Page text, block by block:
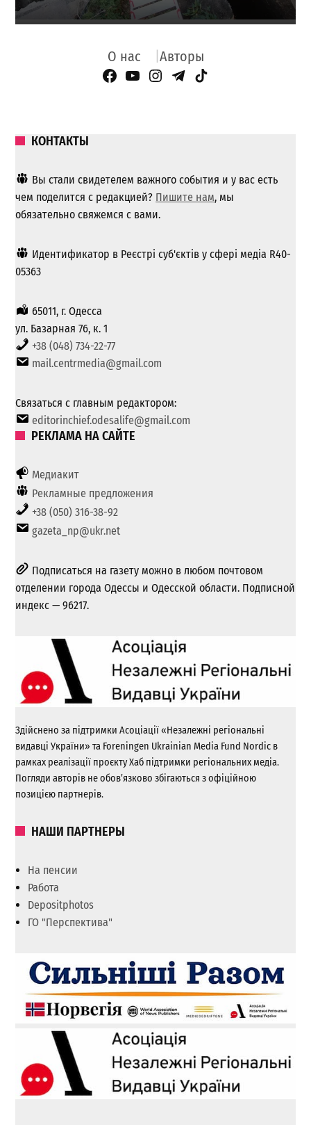
О нас Авторы
Facebook Page
YouTube
Instagram
Telegram
TikTok
КОНТАКТЫ
Вы стали свидетелем важного события и у вас есть
чем поделится с редакцией? Пишите нам, мы
обязательно свяжемся с вами.
Идентификатор в Реєстрі суб'єктів у сфері медіа R40-
05363
65011, г. Одесса
ул. Базарная 76, к. 1
+38 (048) 734-22-77
mail.centrmedia@gmail.com
Связаться с главным редактором:
editorinchief.odesalife@gmail.com
РЕКЛАМА НА САЙТЕ
Медиакит
Рекламные предложения
+38 (050) 316-38-92
gazeta_np@ukr.net
Подписаться на газету можно в любом почтовом
отделении города Одессы и Одесской области. Подписной
индекс — 96217.
Здійснено за підтримки Асоціації «Незалежні регіональні
видавці України» та Foreningen Ukrainian Media Fund Nordic в
рамках реалізації проєкту Хаб підтримки регіональних медіа.
Погляди авторів не обов’язково збігаються з офіційною
позицією партнерів.
НАШИ ПАРТНЕРЫ
На пенсии
Работа
Depositphotos
ГО "Перспектива"